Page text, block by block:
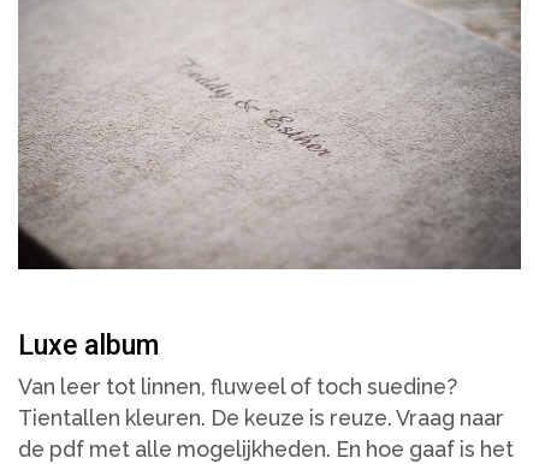
Luxe album
Van leer tot linnen, fluweel of toch suedine?
Tientallen kleuren. De keuze is reuze. Vraag naar
de pdf met alle mogelijkheden. En hoe gaaf is het